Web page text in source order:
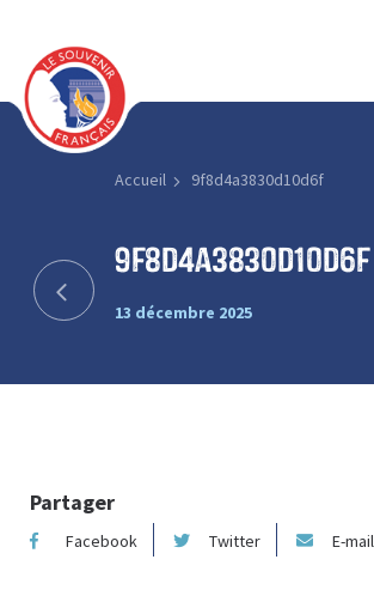
Accueil 9f8d4a3830d10d6f
9f8d4a3830d10d6f
13 décembre 2025
Partager
Facebook Twitter E-mail